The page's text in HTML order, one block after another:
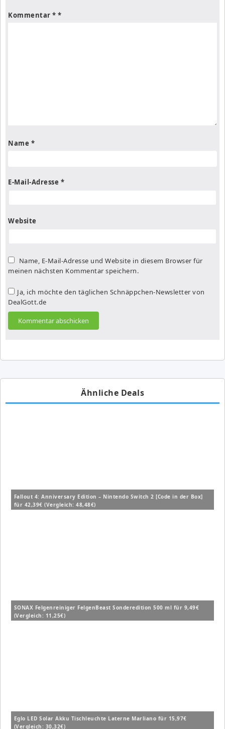
Kommentar *
Name *
E-Mail-Adresse *
Website
Name, E-Mail-Adresse und Website in diesem Browser für
meinen nächsten Kommentar speichern.
Ja, ich möchte den täglichen Schnäppchen-Newsletter von
DealGott.de
Ähnliche Deals
Fallout 4: Anniversary Edition – Nintendo Switch 2 [Code in der Box]
für 42,39€ (Vergleich: 48,48€)
SONAX Felgenreiniger FelgenBeast Sonderedition 500 ml für 9,49€
(Vergleich: 11,25€)
Eglo LED Solar Akku Tischleuchte Laterne Marliano für 15,97€
(Vergleich: 30,32€)